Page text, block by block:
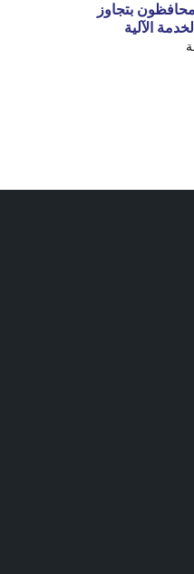
بتجاوز
الآلية